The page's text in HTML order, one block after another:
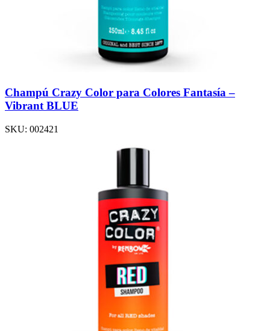
Champú Crazy Color para Colores Fantasía –
Vibrant BLUE
SKU: 002421